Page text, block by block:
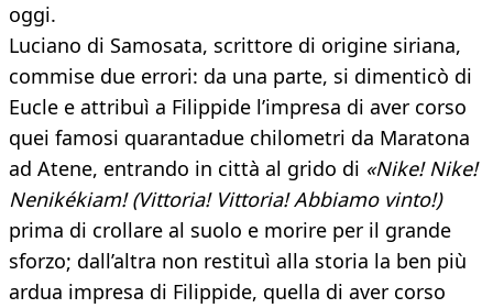
oggi.
Luciano di Samosata, scrittore di origine siriana,
commise due errori: da una parte, si dimenticò di
Eucle e attribuì a Filippide l’impresa di aver corso
quei famosi quarantadue chilometri da Maratona
ad Atene, entrando in città al grido di «Nike! Nike!
Nenikékiam! (Vittoria! Vittoria! Abbiamo vinto!)
prima di crollare al suolo e morire per il grande
sforzo; dall’altra non restituì alla storia la ben più
ardua impresa di Filippide, quella di aver corso